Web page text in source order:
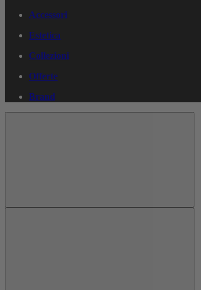
Accessori
Estetica
Collezioni
Offerte
Brand